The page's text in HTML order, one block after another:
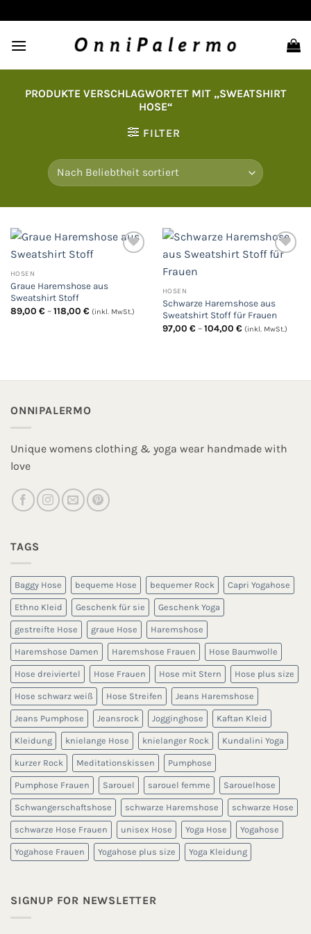
Inhalt
springen
PRODUKTE VERSCHLAGWORTET MIT „SWEATSHIRT
HOSE“
FILTER
HOSEN
Graue Haremshose aus
Sweatshirt Stoff
89,00 € – 118,00 €Preisspanne:
(inkl. MwSt.)
HOSEN
Schwarze Haremshose aus
Sweatshirt Stoff für Frauen
97,00 € – 104,00 €Preisspanne:
(inkl. MwSt.)
ONNIPALERMO
Unique womens clothing & yoga wear handmade with
love
TAGS
Baggy Hose bequeme Hose bequemer Rock Capri Yogahose
Ethno Kleid Geschenk für sie Geschenk Yoga
gestreifte Hose graue Hose Haremshose
Haremshose Damen Haremshose Frauen Hose Baumwolle
Hose dreiviertel Hose Frauen Hose mit Stern Hose plus size
Hose schwarz weiß Hose Streifen Jeans Haremshose
Jeans Pumphose Jeansrock Jogginghose Kaftan Kleid
Kleidung knielange Hose knielanger Rock Kundalini Yoga
kurzer Rock Meditationskissen Pumphose
Pumphose Frauen Sarouel sarouel femme Sarouelhose
Schwangerschaftshose schwarze Haremshose schwarze Hose
schwarze Hose Frauen unisex Hose Yoga Hose Yogahose
Yogahose Frauen Yogahose plus size Yoga Kleidung
SIGNUP FOR NEWSLETTER